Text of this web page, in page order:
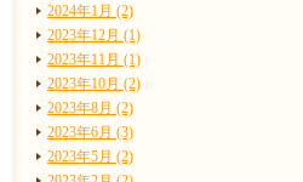
2024年1月 (2)
2023年12月 (1)
2023年11月 (1)
2023年10月 (2)
2023年8月 (2)
2023年6月 (3)
2023年5月 (2)